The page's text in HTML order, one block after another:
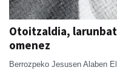
Otoitzaldia,
omenez
Berrozpeko Jesusen Alaben